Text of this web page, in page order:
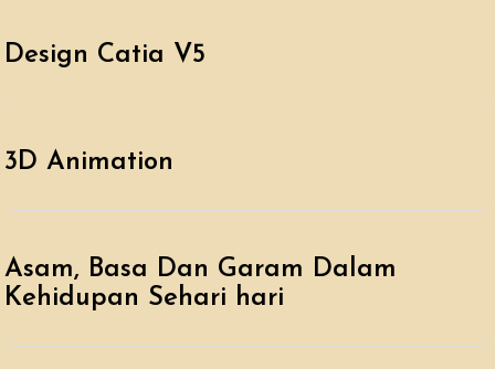
Design Catia V5
3D Animation
Asam, Basa Dan Garam Dalam
Kehidupan Sehari hari